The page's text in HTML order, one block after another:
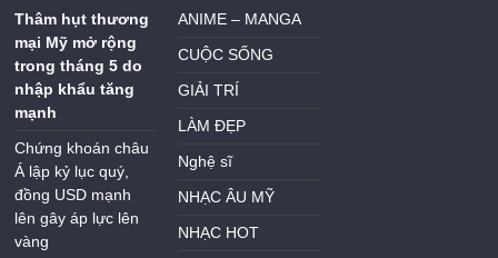
Thâm hụt thương
mại Mỹ mở rộng
trong tháng 5 do
nhập khẩu tăng
mạnh
Chứng khoán châu
Á lập kỷ lục quý,
đồng USD mạnh
lên gây áp lực lên
vàng
ANIME – MANGA
CUỘC SỐNG
GIẢI TRÍ
LÀM ĐẸP
Nghệ sĩ
NHẠC ÂU MỸ
NHẠC HOT